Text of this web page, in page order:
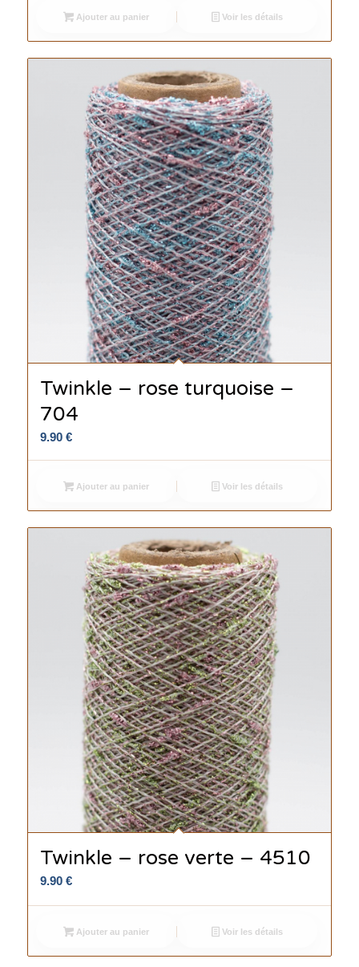
Ajouter au panier Voir les détails
Twinkle – rose turquoise –
704
9.90 €
Ajouter au panier Voir les détails
Twinkle – rose verte – 4510
9.90 €
Ajouter au panier Voir les détails